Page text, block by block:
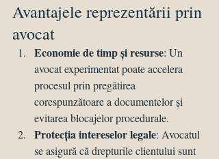
Avantajele reprezentării prin
avocat
Economie de timp și resurse: Un
avocat experimentat poate accelera
procesul prin pregătirea
corespunzătoare a documentelor și
evitarea blocajelor procedurale.
Protecția intereselor legale: Avocatul
se asigură că drepturile clientului sunt